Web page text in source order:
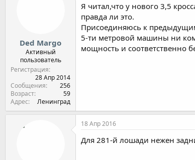
Ded Margo
Активный
пользователь
Регистрация
28 Апр 2014
Сообщения
256
Возраст
59
Адрес
Ленинград
Я читал,что у нового 3,5
правда ли это.
Присоединяюсь к
5-ти метровой машины ни
мощность и соответственно
18 Апр 2016
Для 281-й лошади нежен